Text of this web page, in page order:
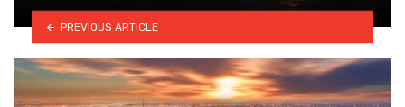
PREVIOUS ARTICLE